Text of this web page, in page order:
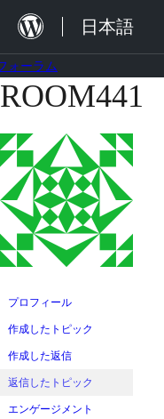
を
ス
ッ
プ
日本語
ォーラム
コ
テ
ン
ツ
ス
ッ
プ
ROOM441
プロフィール
作成したトピック
作成した返信
返信したトピック
エンゲージメント